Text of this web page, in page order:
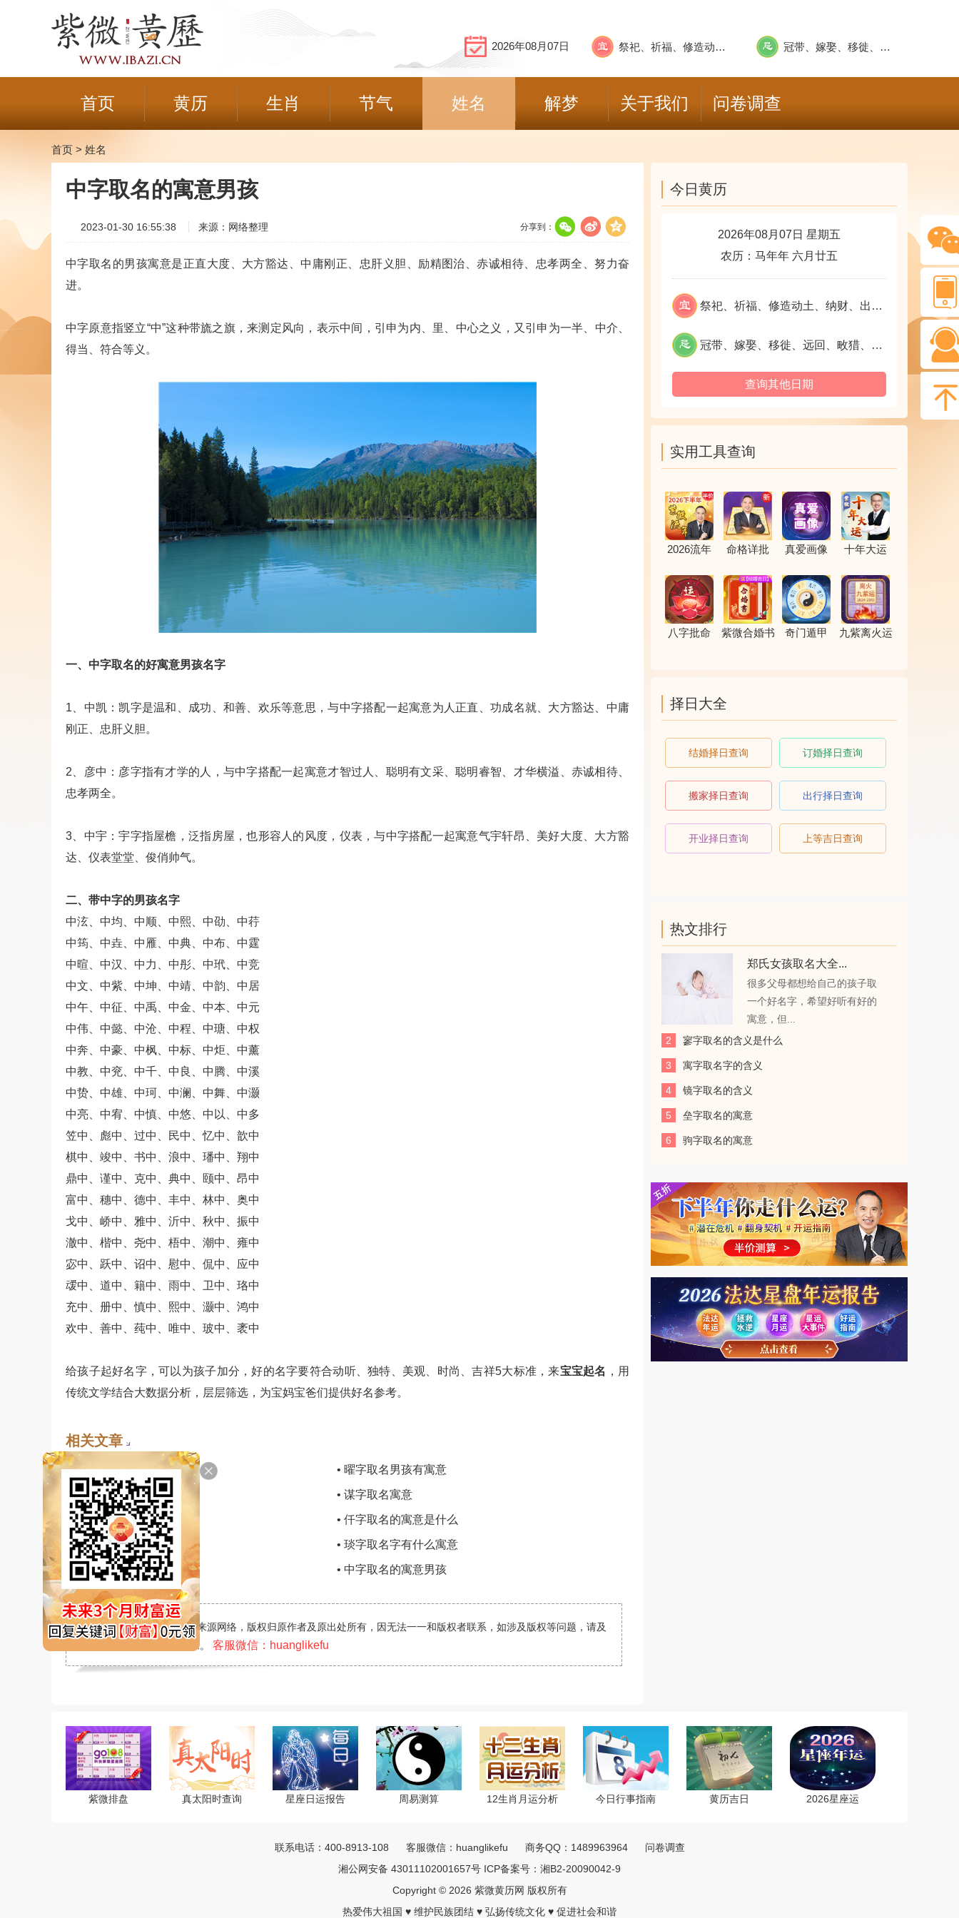
2026年08月07日 祭祀、祈福、修造动土、纳财、出货财、栽种、牧养、纳畜、安葬、求嗣、上表章、会亲友、出行、上官赴任、临政亲民、解除、求医、裁衣、竖柱上梁 冠带、嫁娶、移徙、远回、畋猎、捕鱼、乘船、结婚姻、纳采问名
首页 黄历 生肖 节气 姓名 解梦 关于我们 问卷调查
首页 > 姓名
中字取名的寓意男孩
2023-01-30 16:55:38 来源：网络整理 分享到：
中字取名的男孩寓意是正直大度、大方豁达、中庸刚正、忠肝义胆、励精图治、赤诚相待、忠孝两全、努力奋
进。
中字原意指竖立“中”这种带旒之旗，来测定风向，表示中间，引申为内、里、中心之义，又引申为一半、中介、
得当、符合等义。
一、中字取名的好寓意男孩名字
1、中凯：凯字是温和、成功、和善、欢乐等意思，与中字搭配一起寓意为人正直、功成名就、大方豁达、中庸
刚正、忠肝义胆。
2、彦中：彦字指有才学的人，与中字搭配一起寓意才智过人、聪明有文采、聪明睿智、才华横溢、赤诚相待、
忠孝两全。
3、中宇：宇字指屋檐，泛指房屋，也形容人的风度，仪表，与中字搭配一起寓意气宇轩昂、美好大度、大方豁
达、仪表堂堂、俊俏帅气。
二、带中字的男孩名字
中泫、中均、中顺、中熙、中劭、中荇
中筠、中垚、中雁、中典、中布、中霆
中暄、中汉、中力、中彤、中玳、中竞
中文、中紫、中坤、中靖、中韵、中居
中午、中征、中禹、中金、中本、中元
中伟、中懿、中沧、中程、中瑭、中权
中奔、中豪、中枫、中标、中炬、中薰
中教、中兖、中千、中良、中腾、中溪
中贽、中雄、中珂、中澜、中舞、中灏
中亮、中宥、中慎、中悠、中以、中多
笠中、彪中、过中、民中、忆中、歆中
棋中、竣中、书中、浪中、璠中、翔中
鼎中、谨中、克中、典中、颐中、昂中
富中、穗中、德中、丰中、林中、奥中
戈中、峤中、雅中、沂中、秋中、振中
澈中、楷中、尧中、梧中、潮中、雍中
宓中、跃中、诏中、慰中、侃中、应中
叆中、道中、籍中、雨中、卫中、珞中
充中、册中、慎中、熙中、灏中、鸿中
欢中、善中、莼中、唯中、玻中、袤中
给孩子起好名字，可以为孩子加分，好的名字要符合动听、独特、美观、时尚、吉祥5大标准，来宝宝起名 ，用
传统文学结合大数据分析，层层筛选，为宝妈宝爸们提供好名参考。
相关文章
• 情字取名女孩名字寓意 • 曜字取名男孩有寓意
• 万字取名的寓意是什么 • 谋字取名寓意
• 飒字取名的寓意 • 仟字取名的寓意是什么
• 琼字取名寓意的女孩名字 • 琰字取名字有什么寓意
• 河字取名的寓意男孩 • 中字取名的寓意男孩
免责声明：文章与图片均来源网络，版权归原作者及原出处所有，因无法一一和版权者联系，如涉及版权等问题，请及
时联系并通知我们进行删除。 客服微信：huanglikefu
今日黄历
2026年08月07日 星期五
农历：马年年 六月廿五
祭祀、祈福、修造动土、纳财、出货财、栽种、牧养、纳畜、安葬、求嗣、上表章、会亲友、出行、上官赴任、临政亲民、解除、求医、裁衣、竖柱上梁
冠带、嫁娶、移徙、远回、畋猎、捕鱼、乘船、结婚姻、纳采问名
查询其他日期
实用工具查询
2026流年 命格详批 真爱画像 十年大运
八字批命 紫微合婚书 奇门遁甲 九紫离火运
择日大全
结婚择日查询 订婚择日查询
搬家择日查询 出行择日查询
开业择日查询 上等吉日查询
热文排行
郑氏女孩取名大全...
很多父母都想给自己的孩子取
一个好名字，希望好听有好的
寓意，但...
2
寥字取名的含义是什么
3 寓字取名字的含义
4 镜字取名的含义
5 垒字取名的寓意
6 驹字取名的寓意
紫微排盘 真太阳时查询 星座日运报告 周易测算 12生肖月运分析 今日行事指南 黄历吉日 2026星座运
联系电话：400-8913-108 客服微信：huanglikefu 商务QQ：1489963964 问卷调查
湘公网安备 43011102001657号 ICP备案号： 湘B2-20090042-9
Copyright © 2026 紫微黄历网 版权所有
热爱伟大祖国 ♥ 维护民族团结 ♥ 弘扬传统文化 ♥ 促进社会和谐